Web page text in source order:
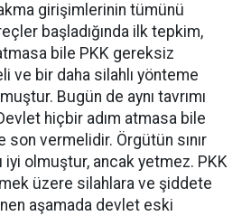
girişimlerinin tümünü
başladığında ilk tepkim,
bile PKK gereksiz
ve bir daha silahlı yönteme
Bugün de aynı tavrımı
hiçbir adım atmasa bile
son vermelidir. Örgütün sınır
iyi olmuştur, ancak yetmez. PKK
üzere silahlara ve şiddete
aşamada devlet eski